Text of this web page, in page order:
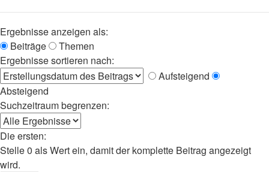
Ergebnisse anzeigen als:
Beiträge
Themen
Ergebnisse sortieren nach:
Aufsteigend
Absteigend
Suchzeitraum begrenzen:
Die ersten:
Stelle 0 als Wert ein, damit der komplette Beitrag angezeigt
wird.